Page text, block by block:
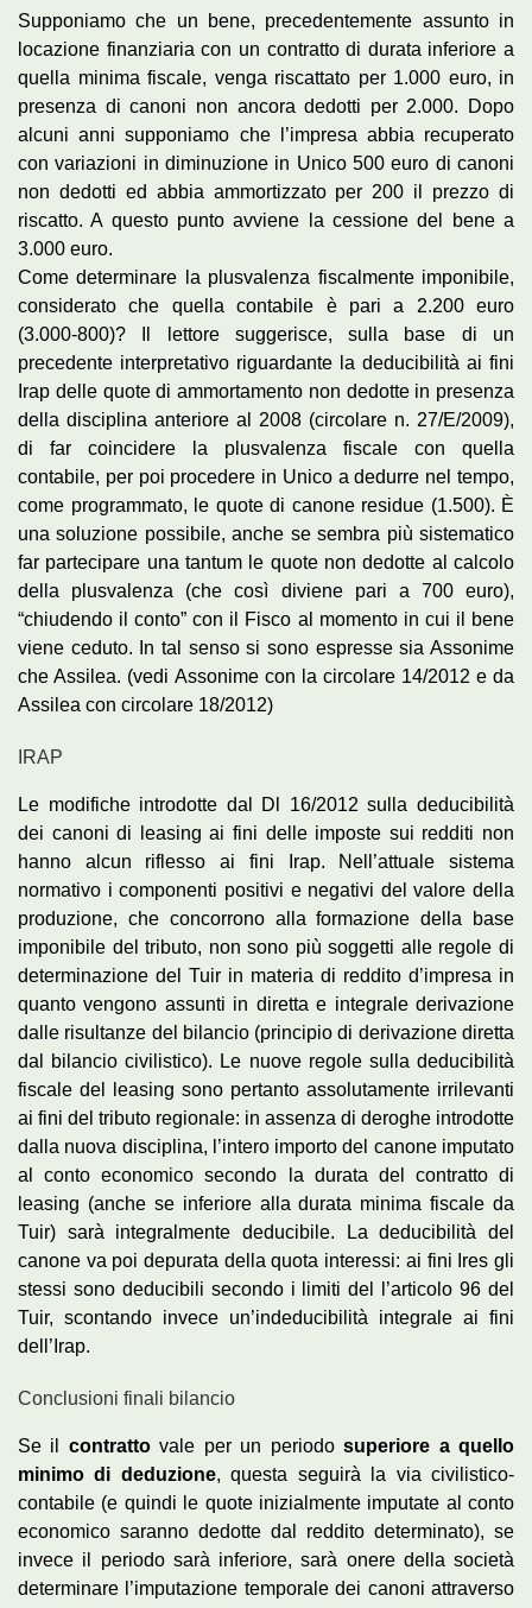
Supponiamo che un bene, precedentemente assunto in
locazione finanziaria con un contratto di durata inferiore a
quella minima fiscale, venga riscattato per 1.000 euro, in
presenza di canoni non ancora dedotti per 2.000. Dopo
alcuni anni supponiamo che l’impresa abbia recuperato
con variazioni in diminuzione in Unico 500 euro di canoni
non dedotti ed abbia ammortizzato per 200 il prezzo di
riscatto. A questo punto avviene la cessione del bene a
3.000 euro.
Come determinare la plusvalenza fiscalmente imponibile,
considerato che quella contabile è pari a 2.200 euro
(3.000-800)? Il lettore suggerisce, sulla base di un
precedente interpretativo riguardante la deducibilità ai fini
Irap delle quote di ammortamento non dedotte in presenza
della disciplina anteriore al 2008 (circolare n. 27/E/2009),
di far coincidere la plusvalenza fiscale con quella
contabile, per poi procedere in Unico a dedurre nel tempo,
come programmato, le quote di canone residue (1.500). È
una soluzione possibile, anche se sembra più sistematico
far partecipare una tantum le quote non dedotte al calcolo
della plusvalenza (che così diviene pari a 700 euro),
“chiudendo il conto” con il Fisco al momento in cui il bene
viene ceduto. In tal senso si sono espresse sia Assonime
che Assilea. (vedi Assonime con la circolare 14/2012 e da
Assilea con circolare 18/2012)
IRAP
Le modifiche introdotte dal Dl 16/2012 sulla deducibilità
dei canoni di leasing ai fini delle imposte sui redditi non
hanno alcun riflesso ai fini Irap. Nell’attuale sistema
normativo i componenti positivi e negativi del valore della
produzione, che concorrono alla formazione della base
imponibile del tributo, non sono più soggetti alle regole di
determinazione del Tuir in materia di reddito d’impresa in
quanto vengono assunti in diretta e integrale derivazione
dalle risultanze del bilancio (principio di derivazione diretta
dal bilancio civilistico). Le nuove regole sulla deducibilità
fiscale del leasing sono pertanto assolutamente irrilevanti
ai fini del tributo regionale: in assenza di deroghe introdotte
dalla nuova disciplina, l’intero importo del canone imputato
al conto economico secondo la durata del contratto di
leasing (anche se inferiore alla durata minima fiscale da
Tuir) sarà integralmente deducibile. La deducibilità del
canone va poi depurata della quota interessi: ai fini Ires gli
stessi sono deducibili secondo i limiti del l’articolo 96 del
Tuir, scontando invece un’indeducibilità integrale ai fini
dell’Irap.
Conclusioni finali bilancio
Se il contrattovale per un periodo superiore a quello
minimo di deduzione, questa seguirà la via civilistico-
contabile (e quindi le quote inizialmente imputate al conto
economico saranno dedotte dal reddito determinato), se
invece il periodo sarà inferiore, sarà onere della società
determinare l’imputazione temporale dei canoni attraverso